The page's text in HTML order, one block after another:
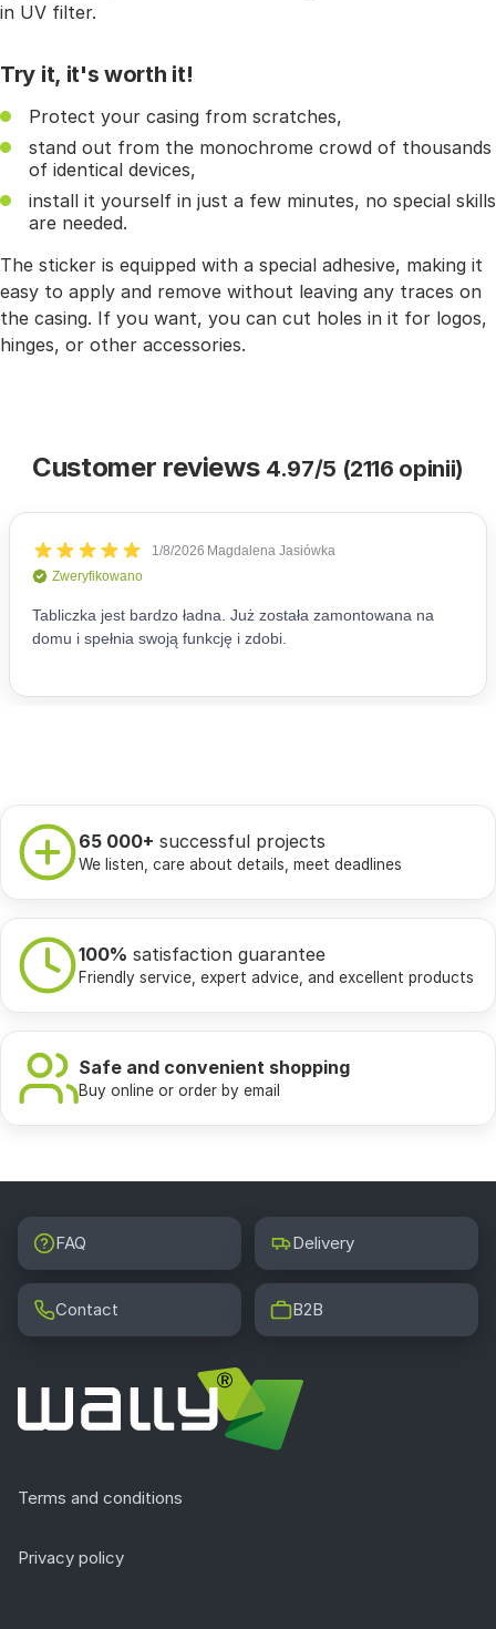
in UV filter.
Try it, it's worth it!
Protect your casing from scratches,
stand out from the monochrome crowd of thousands
of identical devices,
install it yourself in just a few minutes, no special skills
are needed.
The sticker is equipped with a special adhesive, making it
easy to apply and remove without leaving any traces on
the casing. If you want, you can cut holes in it for logos,
hinges, or other accessories.
Customer reviews 4.97/5 (2116 opinii)
65 000+ successful projects
We listen, care about details, meet deadlines
100% satisfaction guarantee
Friendly service, expert advice, and excellent products
Safe and convenient shopping
Buy online or order by email
FAQ Delivery
Contact B2B
Terms and conditions
Privacy policy